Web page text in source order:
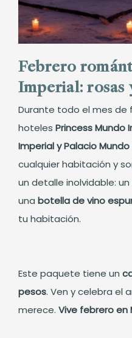
Febrero
Imperial: rosas
Durante todo el mes de
hoteles Princess Mundo
Imperial y Palacio
cualquier habitación y
un detalle inolvidable: un
una botella de vino
tu habitación.
Este paquete tiene un
pesos. Ven y celebra el
merece. Vive febrero en